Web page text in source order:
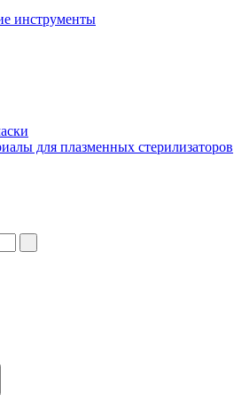
инструменты
для плазменных стерилизаторов